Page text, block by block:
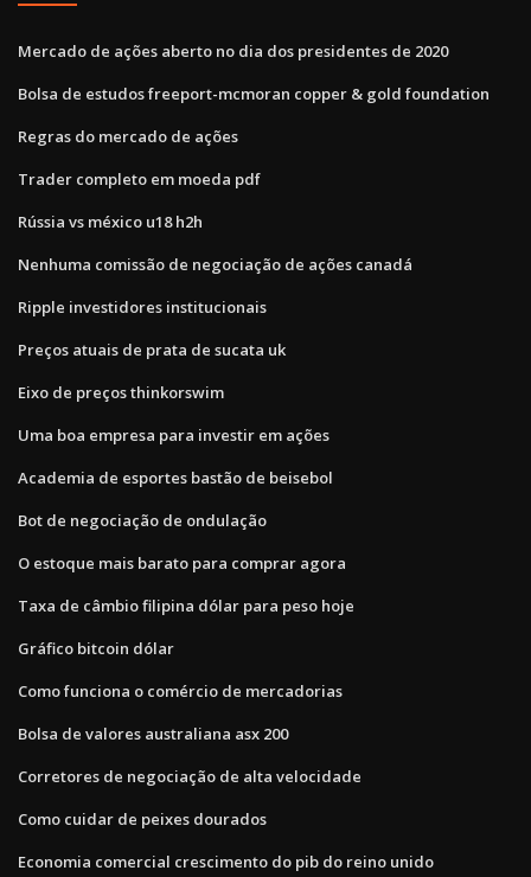
Mercado de ações aberto no dia dos presidentes de 2020
Bolsa de estudos freeport-mcmoran copper & gold foundation
Regras do mercado de ações
Trader completo em moeda pdf
Rússia vs méxico u18 h2h
Nenhuma comissão de negociação de ações canadá
Ripple investidores institucionais
Preços atuais de prata de sucata uk
Eixo de preços thinkorswim
Uma boa empresa para investir em ações
Academia de esportes bastão de beisebol
Bot de negociação de ondulação
O estoque mais barato para comprar agora
Taxa de câmbio filipina dólar para peso hoje
Gráfico bitcoin dólar
Como funciona o comércio de mercadorias
Bolsa de valores australiana asx 200
Corretores de negociação de alta velocidade
Como cuidar de peixes dourados
Economia comercial crescimento do pib do reino unido